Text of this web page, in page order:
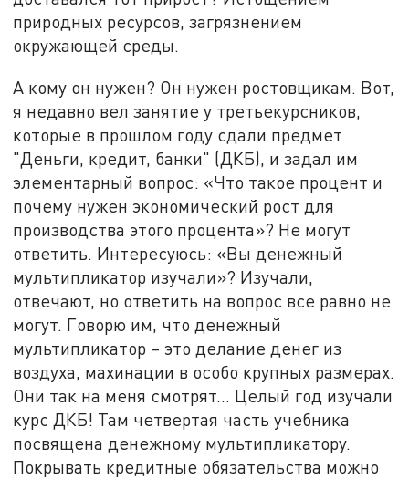
природных ресурсов, загрязнением
окружающей среды.
А кому он нужен? Он нужен ростовщикам. Вот,
я недавно вел занятие у третьекурсников,
которые в прошлом году сдали предмет
"Деньги, кредит, банки" (ДКБ), и задал им
элементарный вопрос: «Что такое процент и
почему нужен экономический рост для
производства этого процента»? Не могут
ответить. Интересуюсь: «Вы денежный
мультипликатор изучали»? Изучали,
отвечают, но ответить на вопрос все равно не
могут. Говорю им, что денежный
мультипликатор – это делание денег из
воздуха, махинации в особо крупных размерах.
Они так на меня смотрят… Целый год изучали
курс ДКБ! Там четвертая часть учебника
посвящена денежному мультипликатору.
Покрывать кредитные обязательства можно